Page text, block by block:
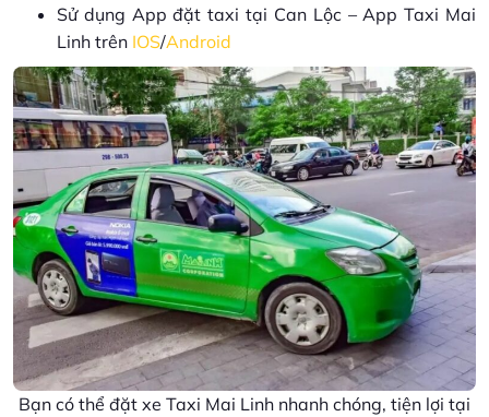
Sử dụng App đặt taxi tại Can Lộc – App Taxi Mai
Linh trên IOS/Android
Bạn có thể đặt xe Taxi Mai Linh nhanh chóng, tiện lợi tại